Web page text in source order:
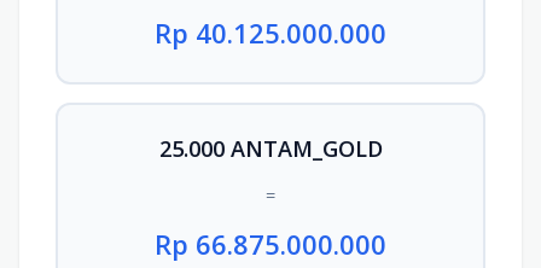
Rp 40.125.000.000
25.000 ANTAM_GOLD
=
Rp 66.875.000.000